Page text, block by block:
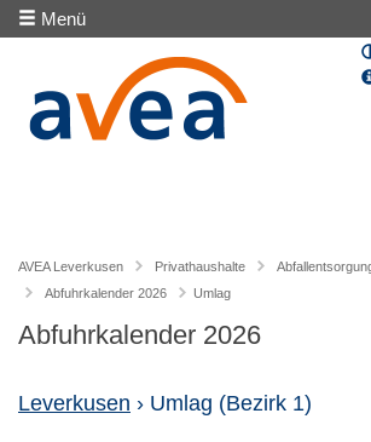
Menü
AVEA Leverkusen Privathaushalte
Abfuhrkalender 2026
Umlag
Abfuhrkalender 2026
Leverkusen › Umlag (Bezirk 1)